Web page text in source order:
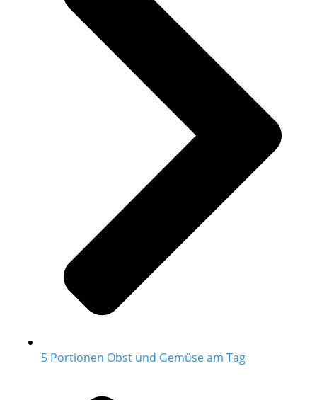
5 Portionen Obst und Gemüse am Tag